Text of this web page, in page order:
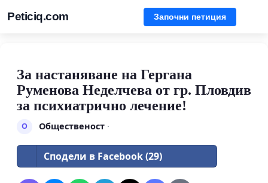
Peticiq.com Започни петиция
За настаняване на Гергана
Руменова Неделчева от гр. Пловдив
за психиатрично лечение!
О Общественост·
Сподели в Facebook (29)